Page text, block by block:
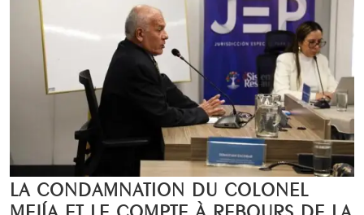
LA CONDAMNATION DU COLONEL
MEJÍA ET LE COMPTE À REBOURS DE LA